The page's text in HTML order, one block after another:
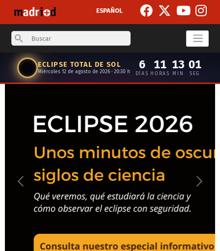
ESPAÑOL
Search
ECLIPSE TOTAL DE SOL
Miércoles 12 de agosto de 2026 · 20:30 h
6
DÍAS
11
HORAS
13
MIN
00
SEG
Anterior